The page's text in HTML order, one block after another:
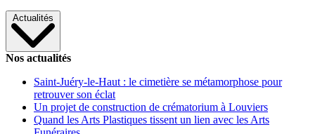
Actualités
Nos actualités
Saint-Juéry-le-Haut : le cimetière se métamorphose pour
retrouver son éclat
Un projet de construction de crématorium à Louviers
Quand les Arts Plastiques tissent un lien avec les Arts